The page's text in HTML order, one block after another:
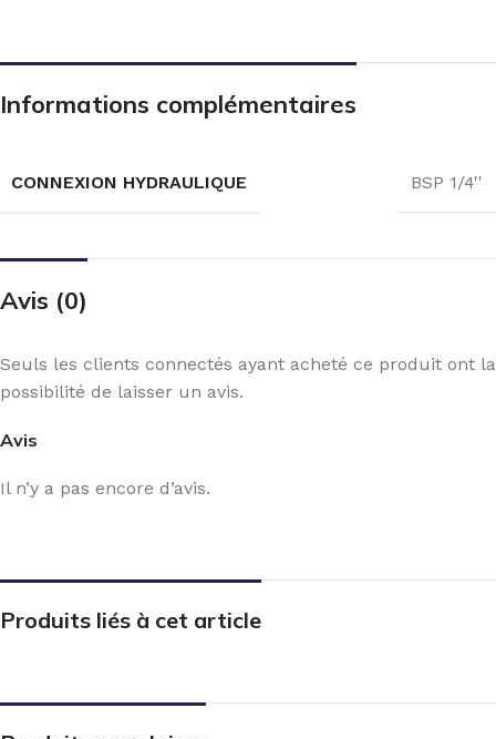
Informations complémentaires
CONNEXION HYDRAULIQUE BSP 1/4''
Avis (0)
Avis
Il n’y a pas encore d’avis.
Seuls les clients connectés ayant acheté ce produit ont la
possibilité de laisser un avis.
Produits liés à cet article